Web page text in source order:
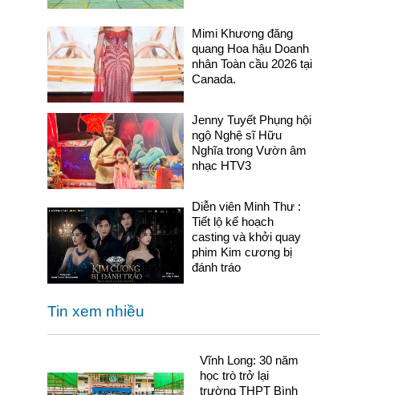
Mimi Khương đăng
quang Hoa hậu Doanh
nhân Toàn cầu 2026 tại
Canada.
Jenny Tuyết Phụng hội
ngộ Nghệ sĩ Hữu
Nghĩa trong Vườn âm
nhạc HTV3
Diễn viên Minh Thư :
Tiết lộ kế hoạch
casting và khởi quay
phim Kim cương bị
đánh tráo
Tin xem nhiều
Vĩnh Long: 30 năm
học trò trở lại
trường THPT Bình